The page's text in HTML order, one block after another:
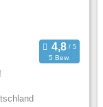
5 Bew.